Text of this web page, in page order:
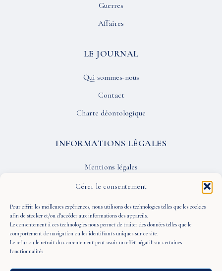
Gérer le consentement
Pour offrir les meilleures expériences, nous utilisons des technologies telles que les cookies
afin de stocker et/ou d’accéder aux informations des appareils.
Le consentement à ces technologies nous permet de traiter des données telles que le
comportement de navigation ou les identifiants uniques sur ce site.
Le refus ou le retrait du consentement peut avoir un effet négatif sur certaines
fonctionnalités.
Guerres
Affaires
LE JOURNAL
Qui sommes-nous
Contact
Charte déontologique
INFORMATIONS LÉGALES
Mentions légales
Confidentialité
CGU
SUIVEZ-NOUS